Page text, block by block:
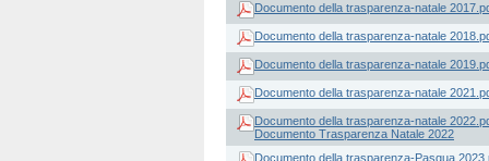
Documento della trasparenza-natale
Documento della trasparenza-natale
Documento della trasparenza-natale
Documento della trasparenza-natale
Documento della trasparenza-natale
Documento Trasparenza Natale 2022
Documento della trasparenza-Pasqua